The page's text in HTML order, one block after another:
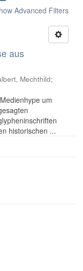
Advanced Filters
aus
Mechthild;
um
historischen ...